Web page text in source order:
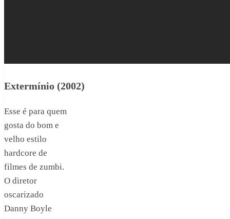
Extermínio (2002)
Esse é para quem
gosta do bom e
velho estilo
hardcore de
filmes de zumbi.
O diretor
oscarizado
Danny Boyle